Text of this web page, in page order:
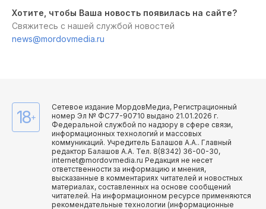
Хотите, чтобы Ваша новость появилась на сайте?
Свяжитесь с нашей службой новостей
news@mordovmedia.ru
18+
Сетевое издание МордовМедиа, Регистрационный
номер Эл № ФС77-90710 выдано 21.01.2026 г.
Федеральной службой по надзору в сфере связи,
информационных технологий и массовых
коммуникаций. Учредитель Балашов А.А.. Главный
редактор Балашов А.А. Тел. 8(8342) 36-00-30,
internet@mordovmedia.ru Редакция не несет
ответственности за информацию и мнения,
высказанные в комментариях читателей и новостных
материалах, составленных на основе сообщений
читателей. На информационном ресурсе применяются
рекомендательные технологии (информационные